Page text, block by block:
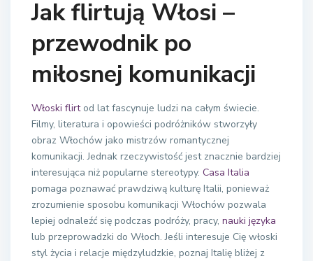
Jak flirtują Włosi –
przewodnik po
miłosnej komunikacji
Włoski flirtod lat fascynuje ludzi na całym świecie.
Filmy, literatura i opowieści podróżników stworzyły
obraz Włochów jako mistrzów romantycznej
komunikacji. Jednak rzeczywistość jest znacznie bardziej
interesująca niż popularne stereotypy. Casa Italia
pomaga poznawać prawdziwą kulturę Italii, ponieważ
zrozumienie sposobu komunikacji Włochów pozwala
lepiej odnaleźć się podczas podróży, pracy, nauki języka
lub przeprowadzki do Włoch. Jeśli interesuje Cię włoski
styl życia i relacje międzyludzkie, poznaj Italię bliżej z